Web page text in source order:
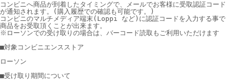
コンビニへ商品が到着したタイミングで、メールでお客様に受取認証コード
が通知されます。
(購入履歴での確認も可能です。)
コンビニのマルチメディア端末(Loppi など)に認証コードを入力する事で
商品をお受取頂くことが出来ます。
※ローソンでの受け取りの場合は、バーコード読取もご利用いただけます
■対象コンビニエンスストア
ローソン
■受け取り期間について